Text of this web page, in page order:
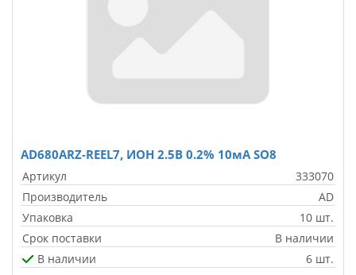
AD680ARZ-REEL7, ИОН 2.5В 0.2% 10мА SO8
Артикул
333070
Производитель
AD
Упаковка
10 шт.
Срок поставки
В наличии
В наличии
6 шт.